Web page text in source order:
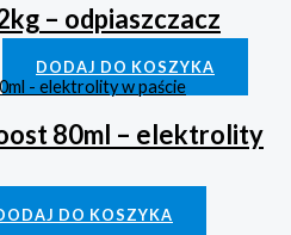
– odpiaszczacz
DODAJ DO KOSZYKA
80ml – elektrolity
DO KOSZYKA